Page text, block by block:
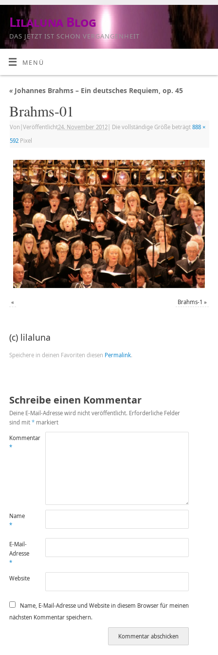
Lilaluna Blog
DAS JETZT IST SCHON VERGANGENHEIT
MENÜ
«Johannes Brahms – Ein deutsches Requiem, op. 45
Brahms-01
Von Veröffentlicht24. November 2012| Die vollständige Größe beträgt 888 ×
592Pixel
« Brahms-1 »
(c) lilaluna
Speichere in deinen Favoriten diesen Permalink.
Schreibe einen Kommentar
Deine E-Mail-Adresse wird nicht veröffentlicht. Erforderliche Felder
sind mit *markiert
Kommentar
*
Name
*
E-Mail-
Adresse
*
Website
Name, E-Mail-Adresse und Website in diesem Browser für meinen
nächsten Kommentar speichern.